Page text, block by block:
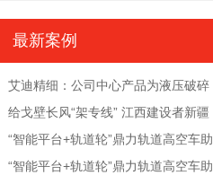
最新案例
艾迪精细：公司中心产品为液压破碎
锤和高端液压件
给戈壁长风“架专线” 江西建设者新疆
戈壁架设能源新动脉
“智能平台+轨道轮”鼎力轨道高空车助
力大湾区交通建设！
“智能平台+轨道轮”鼎力轨道高空车助